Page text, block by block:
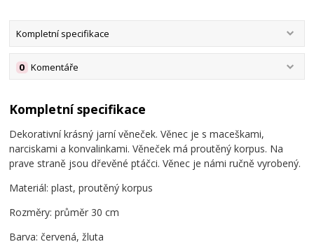
Kompletní specifikace
Komentáře
0
Kompletní specifikace
Dekorativní krásný jarní věneček. Věnec je s maceškami,
narciskami a konvalinkami. Věneček má proutěný korpus. Na
prave straně jsou dřevěné ptáčci. Věnec je námi ručně vyrobený.
Materiál: plast, proutěný korpus
Rozměry: průměr 30 cm
Barva: červená, žluta